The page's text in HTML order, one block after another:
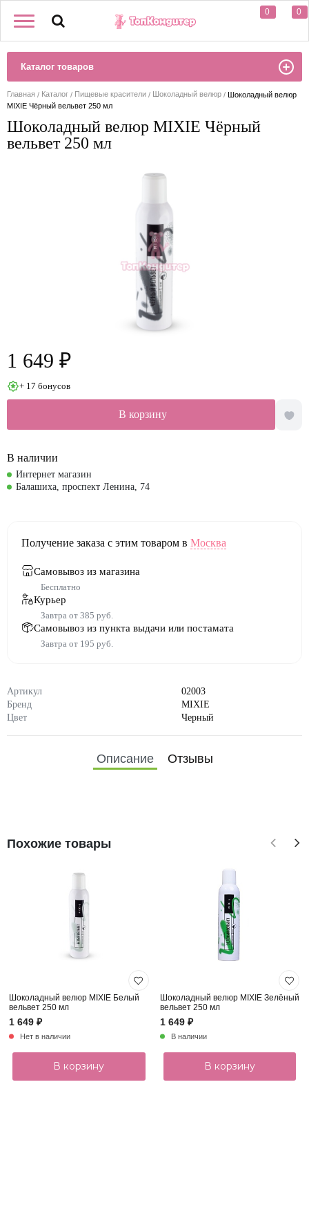
0 0
Каталог товаров
Главная Каталог Пищевые красители Шоколадный велюр
Шоколадный велюр
MIXIE Чёрный вельвет 250 мл
Шоколадный велюр MIXIE Чёрный
вельвет 250 мл
Артикул
02003
Бренд
MIXIE
Цвет
Черный
1 649 ₽
+ 17 бонусов
В корзину
В наличии
Интернет магазин
Балашиха, проспект Ленина, 74
Получение заказа с этим товаром в Москва
Самовывоз из магазина
Бесплатно
Курьер
Завтра от 385 руб.
Самовывоз из пункта выдачи или постамата
Завтра от 195 руб.
Описание Отзывы
Похожие товары
Шоколадный велюр MIXIE Белый
вельвет 250 мл
1 649 ₽
Нет в наличии
В корзину
Шоколадный велюр MIXIE Зелёный
вельвет 250 мл
1 649 ₽
В наличии
В корзину